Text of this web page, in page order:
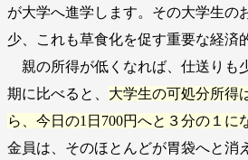
が大学へ進学します。その大学生の
少、これも草食化を促す重要な経済
親の所得が低くなれば、仕送りも
期に比べると、 大学生の可処分所得
ら、今日の1日700円へと３分の１に
金員は、そのほとんどが胃袋へと消